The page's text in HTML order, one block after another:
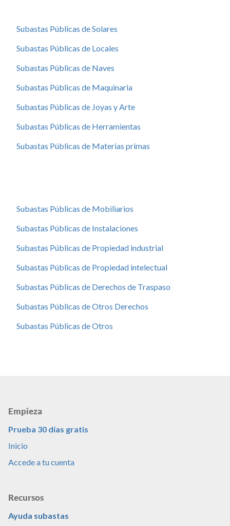
Subastas Públicas de Solares
Subastas Públicas de Locales
Subastas Públicas de Naves
Subastas Públicas de Maquinaria
Subastas Públicas de Joyas y Arte
Subastas Públicas de Herramientas
Subastas Públicas de Materias primas
Subastas Públicas de Mobiliarios
Subastas Públicas de Instalaciones
Subastas Públicas de Propiedad industrial
Subastas Públicas de Propiedad intelectual
Subastas Públicas de Derechos de Traspaso
Subastas Públicas de Otros Derechos
Subastas Públicas de Otros
Empieza
Prueba 30 días gratis
Inicio
Accede a tu cuenta
Recursos
Ayuda subastas